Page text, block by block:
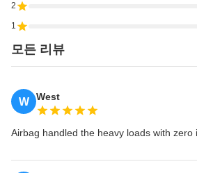
2
1
모든 리뷰
W West
Airbag handled the heavy loads with zero